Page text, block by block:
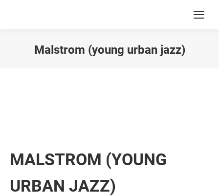
Malstrom (young urban jazz)
MALSTROM (YOUNG
URBAN JAZZ)